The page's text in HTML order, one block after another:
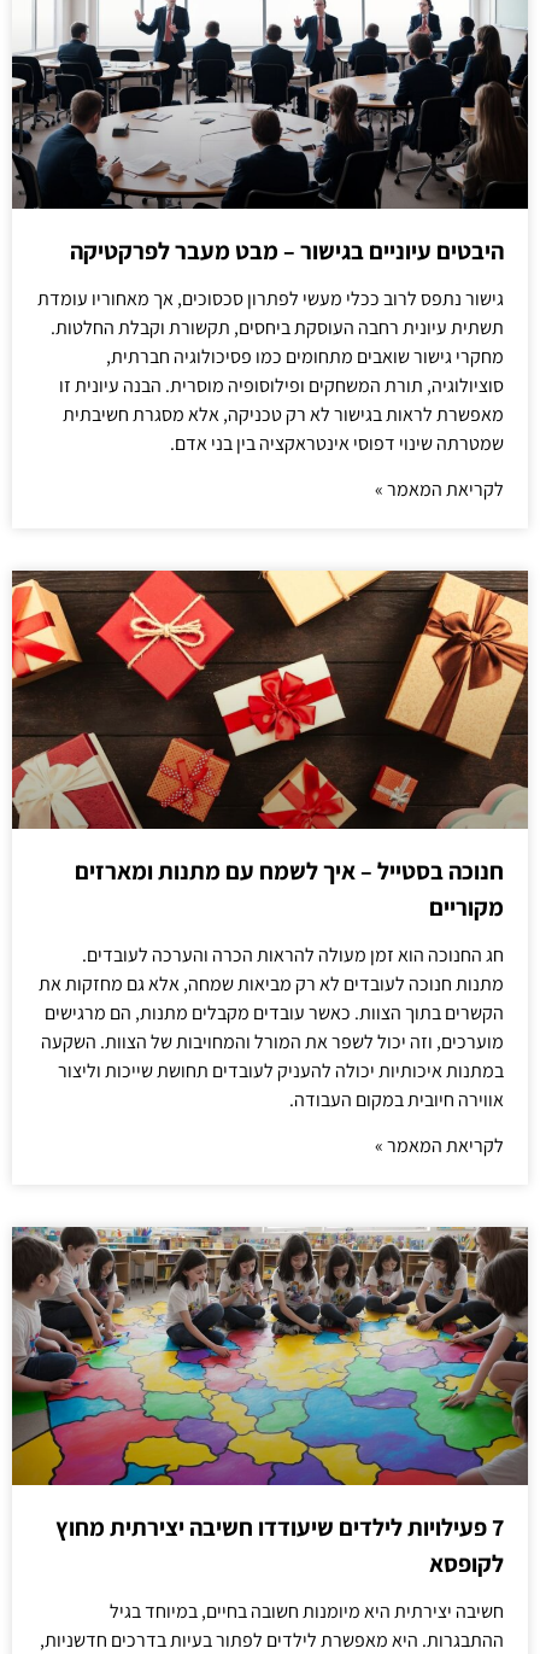
היבטים עיוניים בגישור – מבט מעבר לפרקטיקה
גישור נתפס לרוב ככלי מעשי לפתרון סכסוכים, אך מאחוריו עומדת
תשתית עיונית רחבה העוסקת ביחסים, תקשורת וקבלת החלטות.
מחקרי גישור שואבים מתחומים כמו פסיכולוגיה חברתית,
סוציולוגיה, תורת המשחקים ופילוסופיה מוסרית. הבנה עיונית זו
מאפשרת לראות בגישור לא רק טכניקה, אלא מסגרת חשיבתית
שמטרתה שינוי דפוסי אינטראקציה בין בני אדם.
לקריאת המאמר »
חנוכה בסטייל – איך לשמח עם מתנות ומארזים
מקוריים
חג החנוכה הוא זמן מעולה להראות הכרה והערכה לעובדים.
מתנות חנוכה לעובדים לא רק מביאות שמחה, אלא גם מחזקות את
הקשרים בתוך הצוות. כאשר עובדים מקבלים מתנות, הם מרגישים
מוערכים, וזה יכול לשפר את המורל והמחויבות של הצוות. השקעה
במתנות איכותיות יכולה להעניק לעובדים תחושת שייכות וליצור
אווירה חיובית במקום העבודה.
לקריאת המאמר »
7 פעילויות לילדים שיעודדו חשיבה יצירתית מחוץ
לקופסא
חשיבה יצירתית היא מיומנות חשובה בחיים, במיוחד בגיל
ההתבגרות. היא מאפשרת לילדים לפתור בעיות בדרכים חדשניות,